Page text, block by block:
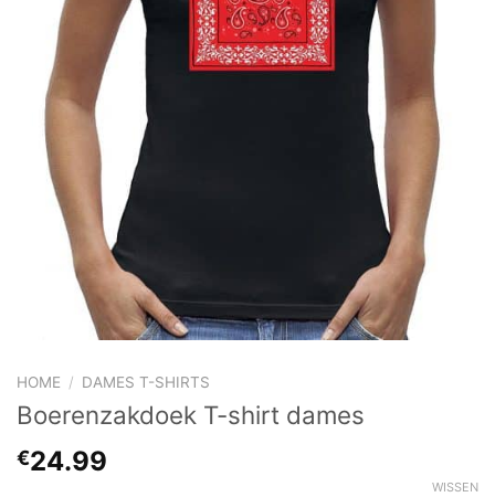
HOME / DAMES T-SHIRTS
Boerenzakdoek T-shirt dames
€24.99
WISSEN